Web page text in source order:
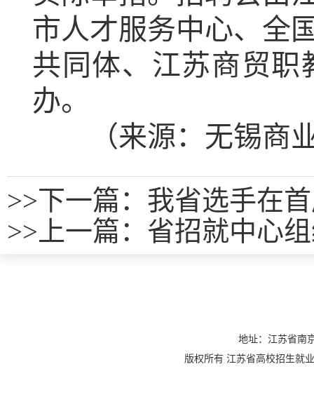
市人才服务中心、全
共同体、江苏商贸
办。
（来源： 无锡商
>>下一篇：我省选手在
>> 上一篇： 省招就中心
地址：江苏省
版权所有 江苏省高校招生就